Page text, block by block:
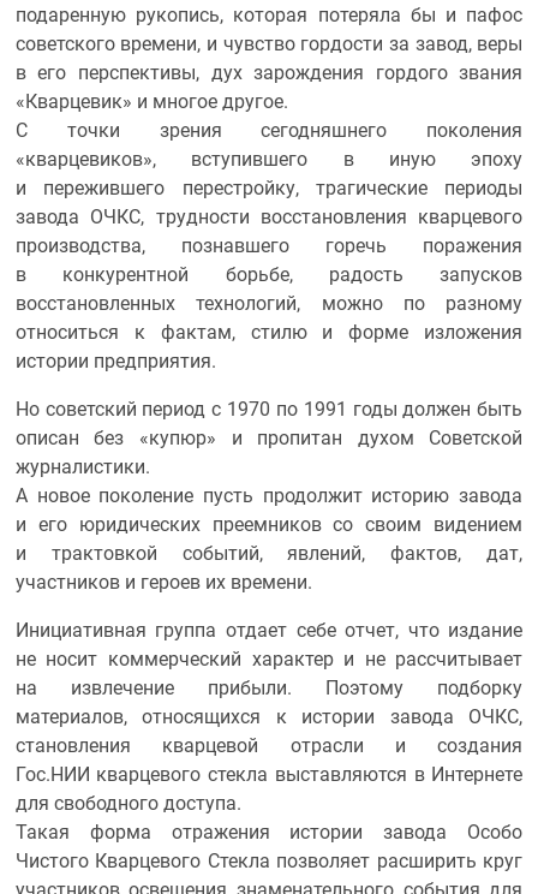
подаренную рукопись, которая потеряла бы и пафос
советского времени, и чувство гордости за завод, веры
в его перспективы, дух зарождения гордого звания
«Кварцевик» и многое другое.
С точки зрения сегодняшнего поколения
«кварцевиков», вступившего в иную эпоху
и пережившего перестройку, трагические периоды
завода ОЧКС, трудности восстановления кварцевого
производства, познавшего горечь поражения
в конкурентной борьбе, радость запусков
восстановленных технологий, можно по разному
относиться к фактам, стилю и форме изложения
истории предприятия.
Но советский период с 1970 по 1991 годы должен быть
описан без «купюр» и пропитан духом Советской
журналистики.
А новое поколение пусть продолжит историю завода
и его юридических преемников со своим видением
и трактовкой событий, явлений, фактов, дат,
участников и героев их времени.
Инициативная группа отдает себе отчет, что издание
не носит коммерческий характер и не рассчитывает
на извлечение прибыли. Поэтому подборку
материалов, относящихся к истории завода ОЧКС,
становления кварцевой отрасли и создания
Гос.НИИ кварцевого стекла выставляются в Интернете
для свободного доступа.
Такая форма отражения истории завода Особо
Чистого Кварцевого Стекла позволяет расширить круг
участников освещения знаменательного события для